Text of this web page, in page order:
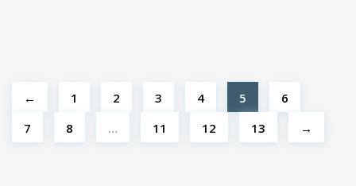
← 1 2 3 4 5
6
7
8 … 11 12 13 →